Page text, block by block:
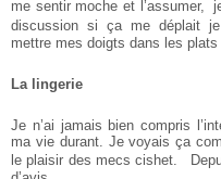
me sentir moche et l’assumer,
discussion si ça me déplait
mettre mes doigts dans les plats
La lingerie
Je n’ai jamais bien compris
ma vie durant. Je voyais ça
le plaisir des mecs cishet.